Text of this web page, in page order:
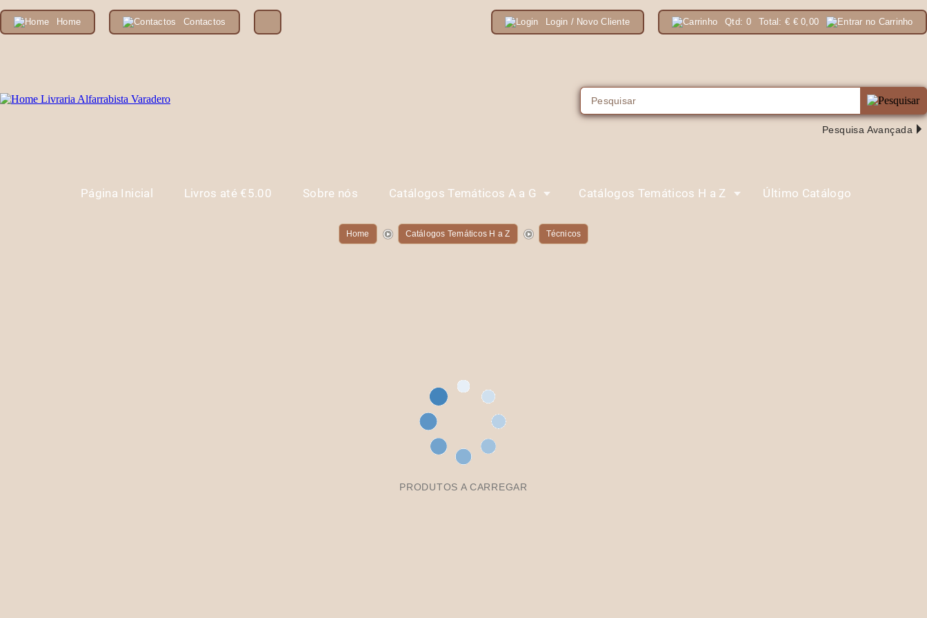
Home Contactos Login / Novo Cliente Qtd: 0 Total: € € 0,00
Pesquisa Avançada
Página Inicial Livros até €5.00 Sobre nós Catálogos Temáticos A a G Catálogos Temáticos H a Z Último Catálogo
Home Catálogos Temáticos H a Z Técnicos
PRODUTOS A CARREGAR